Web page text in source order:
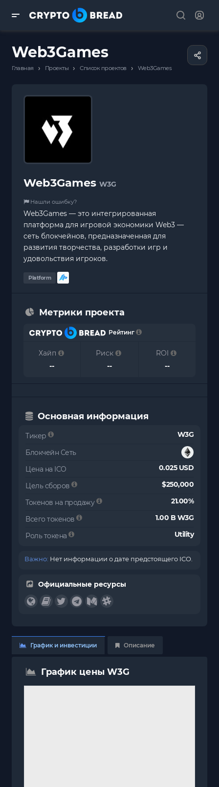
Web3Games
Главная › Проекты › Список проектов › Web3Games
Web3Games W3G
Нашли ошибку?
Web3Games — это интегрированная
платформа для игровой экономики Web3 —
сеть блокчейнов, предназначенная для
развития творчества, разработки игр и
удовольствия игроков.
Platform
Метрики проекта
Рейтинг
Хайп
--
Риск
--
ROI
--
Основная информация
Тикер W3G
Блокчейн Сеть
Цена на ICO
0.025 USD
Цель сборов $250,000
Токенов на продажу 21.00%
Всего токенов 1.00 B W3G
Роль токена Utility
Важно: Нет информации о дате предстоящего ICO.
Официальные ресурсы
График и инвестиции Описание
График цены W3G